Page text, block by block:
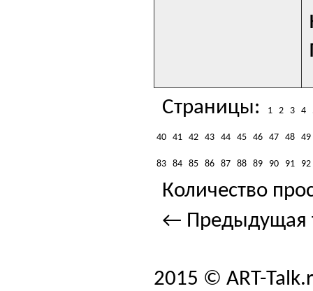
Страницы: 1 2 3 4
40 41 42 43 44 45 46 47 48 49
83 84 85 86 87 88 89 90 91 92
Количество
← Предыдущая
2015 © ART-